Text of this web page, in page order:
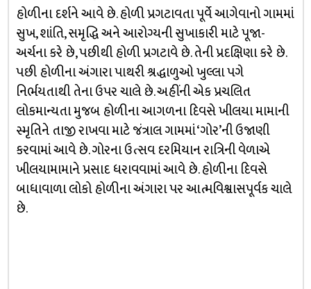
હોળીના દર્શને આવે છે. હોળી પ્રગટાવતા પૂર્વે આગેવાનો ગામમાં
સુખ, શાંતિ, સમૃદ્ધિ અને આરોગ્યની સુખાકારી માટે પૂજા-
અર્ચના કરે છે, પછીથી હોળી પ્રગટાવે છે. તેની પ્રદક્ષિણા કરે છે.
પછી હોળીના અંગારા પાથરી શ્રદ્ધાળુઓ ખુલ્લા પગે
નિર્ભયતાથી તેના ઉપર ચાલે છે. અહીંની એક પ્રચલિત
લોકમાન્યતા મુજબ હોળીના આગળના દિવસે ખીલયા મામાની
સ્મૃતિને તાજી રાખવા માટે જંત્રાલ ગામમાં ‘ગોર’ની ઉજાણી
કરવામાં આવે છે. ગોરના ઉત્સવ દરમિયાન રાત્રિની વેળાએ
ખીલયામામાને પ્રસાદ ધરાવવામાં આવે છે. હોળીના દિવસે
બાધાવાળા લોકો હોળીના અંગારા પર આત્મવિશ્વાસપૂર્વક ચાલે
છે.